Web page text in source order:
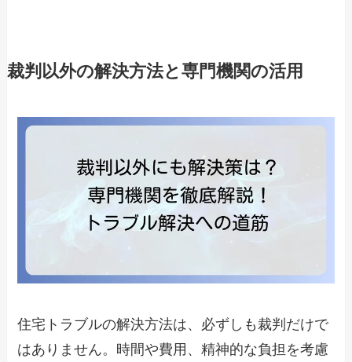
裁判以外の解決方法と専門機関の活用
住宅トラブルの解決方法は、必ずしも裁判だけで
はありません。時間や費用、精神的な負担を考慮